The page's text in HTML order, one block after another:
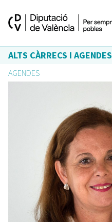
ALTS CÀRRECS I AGENDES
AGENDES